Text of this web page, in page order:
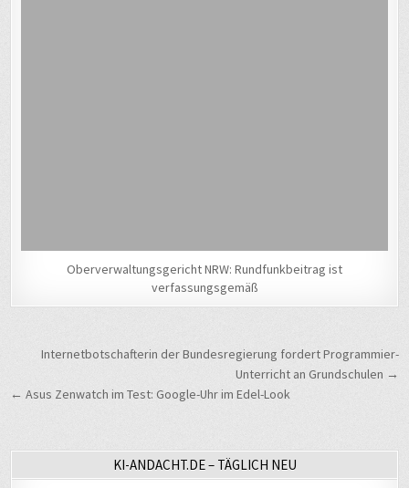
Oberverwaltungsgericht NRW: Rundfunkbeitrag ist
verfassungsgemäß
Beitragsnavigation
Internetbotschafterin der Bundesregierung fordert Programmier-
Unterricht an Grundschulen →
← Asus Zenwatch im Test: Google-Uhr im Edel-Look
KI-ANDACHT.DE – TÄGLICH NEU